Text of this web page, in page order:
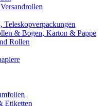
Teleskopverpackungen
& Bogen, Karton & Pappe
Rollen
Etiketten